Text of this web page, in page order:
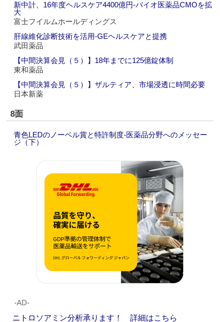
新中計、16年度ヘルスケア4400億円‐バイオ医薬品CMOを拡
大
富士フイルムホールディングス
肝線維化診断技術を活用‐GEヘルスケアと提携
武田薬品
【中間決算会見（５）】18年までに125億錠体制
東和薬品
【中間決算会見（５）】ザルティア、市場浸透に時間必要
日本新薬
8面
青色LEDのノーベル賞と特許制度‐医薬品分野へのメッセー
ジ（下）
‐AD‐
ニトロソアミン分析承ります！ 詳細はこちら